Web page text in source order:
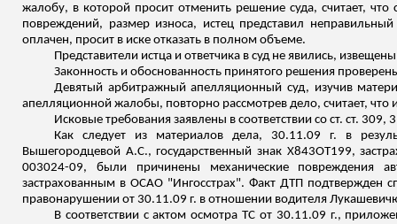
жалобу, в которой просит отменить решение суда, считает,
повреждений, размер износа, истец представил
оплачен, просит в иске отказать в полном объеме.
Представители истца и ответчика в суд не явились,
Законность и обоснованность принятого решения
Девятый арбитражный апелляционный суд, изучив
апелляционной жалобы, повторно рассмотрев дело, считает,
Исковые требования заявлены в соответствии со ст. ст.
Как следует из материалов дела, 30.11.09 г. в
Вышегородцевой А.С., государственный знак Х843ОТ199,
003024-09, были причинены механические повреждения
застрахованным в ОСАО "Ингосстрах". Факт ДТП подтвержден
правонарушении от 30.11.09 г. в отношении водителя
В соответствии с актом осмотра ТС от 30.11.09 г.,